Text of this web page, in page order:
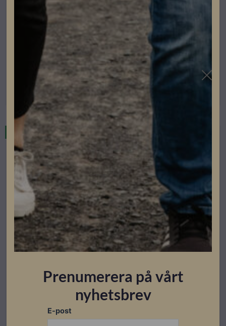
Fronius Wattpilot Flex Home 11 C6
Lev. artikelnummer: 4,240,170
Artikelnummer: 203180
Läs mer
Elbilsladdning
Fronius Wattpilot Flex Pro 11 C6E
Lev. artikelnummer: 4,240,171
Artikelnummer: 203182
Restnoterad
Prenumerera på vårt
nyhetsbrev
E-post